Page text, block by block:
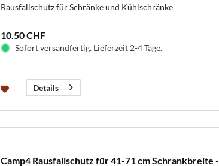
Rausfallschutz für Schränke und Kühlschränke
10.50 CHF
Sofort versandfertig. Lieferzeit 2-4 Tage.
Details
Camp4 Rausfallschutz für 41-71 cm Schrankbreite -